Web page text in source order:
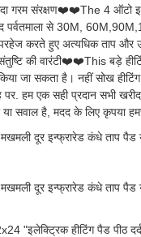
गरम संरक्षण❤️❤️The 4 ऑटो
पर्वतमाला से 30M,
करते हुए अत्यधिक ताप और
की वारंटी❤️❤️This बड़े
जा सकता है। नहीं सोख
हम एक सही प्रदान सभी
या सवाल है, मदद के लिए कृपया
"इलेक्ट्रिक हीटिंग पैड पीठ